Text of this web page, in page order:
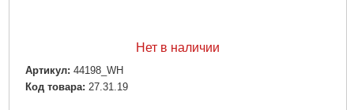
Нет в наличии
Артикул: 44198_WH
Код товара: 27.31.19